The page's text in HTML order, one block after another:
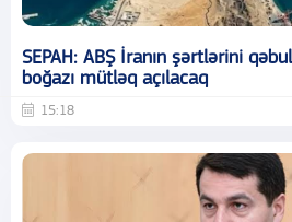
SEPAH: ABŞ İranın şərtlərini
boğazı mütləq açılacaq
15:18